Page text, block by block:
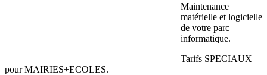
Maintenance
matérielle et logicielle
de votre parc
informatique.
Tarifs SPECIAUX
pour MAIRIES+ECOLES.